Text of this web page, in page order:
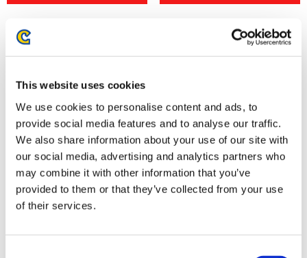
This website uses cookies
We use cookies to personalise content and ads, to
provide social media features and to analyse our traffic.
We also share information about your use of our site with
our social media, advertising and analytics partners who
may combine it with other information that you’ve
provided to them or that they’ve collected from your use
of their services.
ストリートファイター6 ポーチ
NECO！
2,750円
モンスターハンター モンでふぉ
ポーチ ネオンテーマ